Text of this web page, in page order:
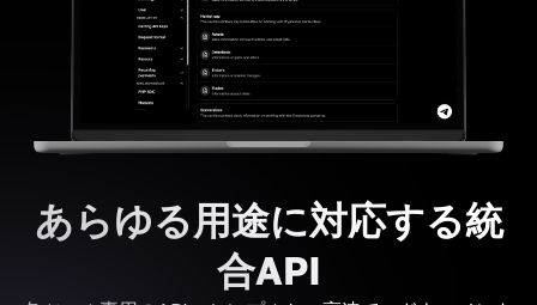
あらゆる用途に対応する統
合API